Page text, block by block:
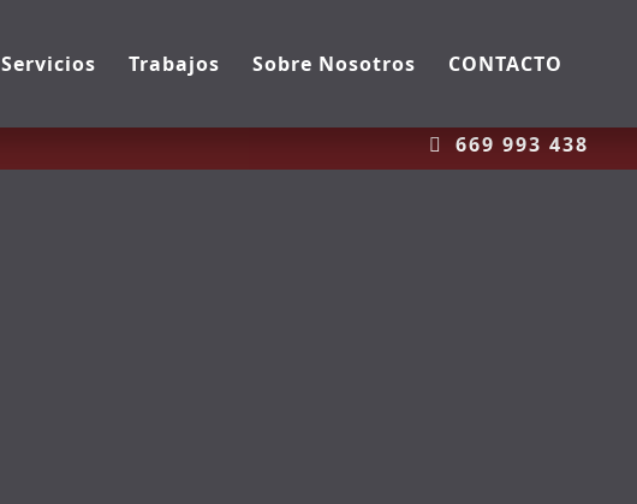
669 993 438
Servicios Trabajos Sobre Nosotros CONTACTO